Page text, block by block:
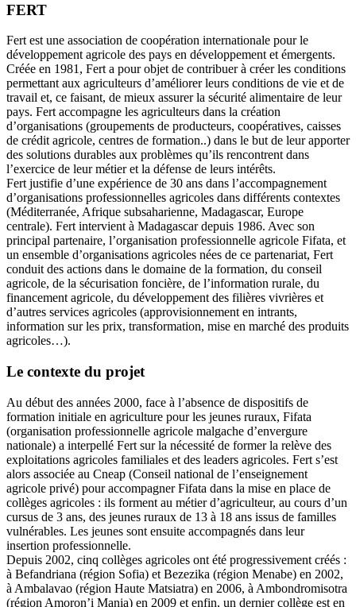
FERT
Fert est une association de coopération internationale pour le
développement agricole des pays en développement et émergents.
Créée en 1981, Fert a pour objet de contribuer à créer les conditions
permettant aux agriculteurs d’améliorer leurs conditions de vie et de
travail et, ce faisant, de mieux assurer la sécurité alimentaire de leur
pays. Fert accompagne les agriculteurs dans la création
d’organisations (groupements de producteurs, coopératives, caisses
de crédit agricole, centres de formation..) dans le but de leur apporter
des solutions durables aux problèmes qu’ils rencontrent dans
l’exercice de leur métier et la défense de leurs intérêts.
Fert justifie d’une expérience de 30 ans dans l’accompagnement
d’organisations professionnelles agricoles dans différents contextes
(Méditerranée, Afrique subsaharienne, Madagascar, Europe
centrale). Fert intervient à Madagascar depuis 1986. Avec son
principal partenaire, l’organisation professionnelle agricole Fifata, et
un ensemble d’organisations agricoles nées de ce partenariat, Fert
conduit des actions dans le domaine de la formation, du conseil
agricole, de la sécurisation foncière, de l’information rurale, du
financement agricole, du développement des filières vivrières et
d’autres services agricoles (approvisionnement en intrants,
information sur les prix, transformation, mise en marché des produits
agricoles…).
Le contexte du projet
Au début des années 2000, face à l’absence de dispositifs de
formation initiale en agriculture pour les jeunes ruraux, Fifata
(organisation professionnelle agricole malgache d’envergure
nationale) a interpellé Fert sur la nécessité de former la relève des
exploitations agricoles familiales et des leaders agricoles. Fert s’est
alors associée au Cneap (Conseil national de l’enseignement
agricole privé) pour accompagner Fifata dans la mise en place de
collèges agricoles : ils forment au métier d’agriculteur, au cours d’un
cursus de 3 ans, des jeunes ruraux de 13 à 18 ans issus de familles
vulnérables. Les jeunes sont ensuite accompagnés dans leur
insertion professionnelle.
Depuis 2002, cinq collèges agricoles ont été progressivement créés :
à Befandriana (région Sofia) et Bezezika (région Menabe) en 2002,
à Ambalavao (région Haute Matsiatra) en 2006, à Ambondromisotra
(région Amoron’i Mania) en 2009 et enfin, un dernier collège est en